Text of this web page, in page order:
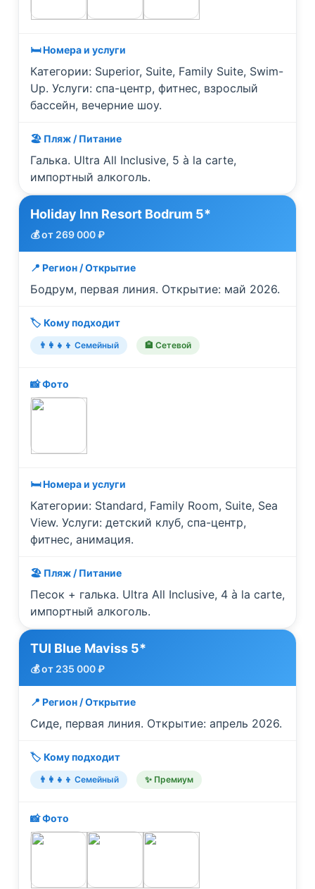
🛏️ Номера и услуги
Категории: Superior, Suite, Family Suite, Swim-
Up. Услуги: спа-центр, фитнес, взрослый
бассейн, вечерние шоу.
🏖️ Пляж / Питание
Галька. Ultra All Inclusive, 5 à la carte,
импортный алкоголь.
Holiday Inn Resort Bodrum 5*
💰 от 269 000 ₽
📍 Регион / Открытие
Бодрум, первая линия. Открытие: май 2026.
🏷️ Кому подходит
👨‍👩‍👧‍👦 Семейный 🏨 Сетевой
📸 Фото
🛏️ Номера и услуги
Категории: Standard, Family Room, Suite, Sea
View. Услуги: детский клуб, спа-центр,
фитнес, анимация.
🏖️ Пляж / Питание
Песок + галька. Ultra All Inclusive, 4 à la carte,
импортный алкоголь.
TUI Blue Maviss 5*
💰 от 235 000 ₽
📍 Регион / Открытие
Сиде, первая линия. Открытие: апрель 2026.
🏷️ Кому подходит
👨‍👩‍👧‍👦 Семейный ✨ Премиум
📸 Фото